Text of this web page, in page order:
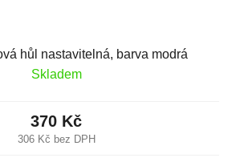
hůl nastavitelná, barva modrá
Skladem
306 Kč bez DPH
370 Kč